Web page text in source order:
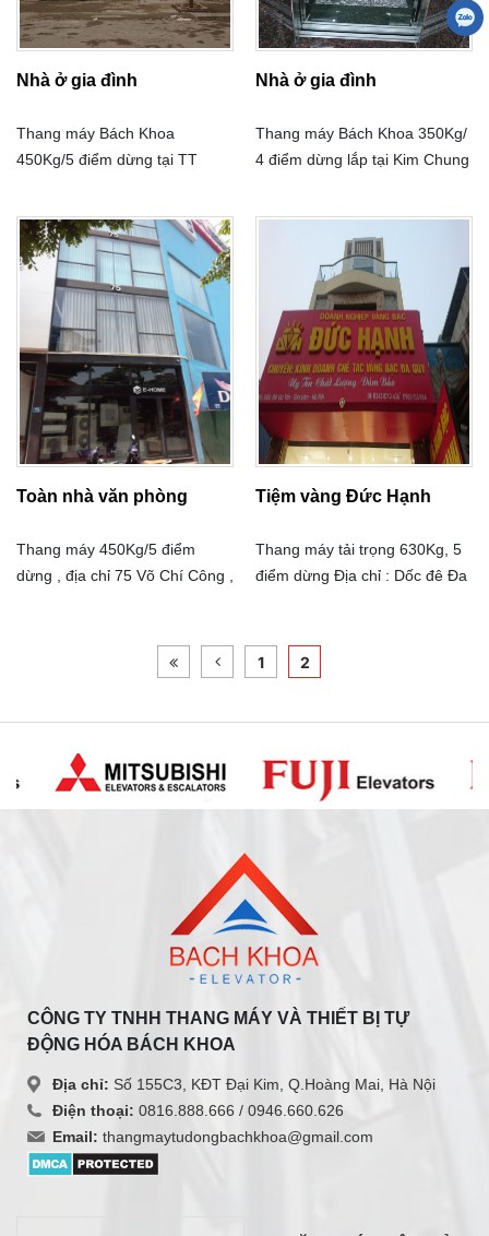
Nhà ở gia đình
Thang máy Bách Khoa
450Kg/5 điểm dừng tại TT
Nội
Nhà ở gia đình
Thang máy Bách Khoa 350Kg/
4 điểm dừng lắp tại Kim Chung
Toàn nhà văn phòng
Thang máy 450Kg/5 điểm
dừng , địa chỉ 75 Võ Chí Công ,
Tiệm vàng Đức Hạnh
Thang máy tải trọng 630Kg, 5
điểm dừng Địa chỉ : Dốc đê Đa
1 2
CÔNG TY TNHH THANG MÁY VÀ THIẾT BỊ TỰ
ĐỘNG HÓA BÁCH KHOA
Địa chỉ: Số 155C3, KĐT Đại Kim, Q.Hoàng Mai, Hà Nội
Điện thoại: 0816.888.666 / 0946.660.626
Email: thangmaytudongbachkhoa@gmail.com